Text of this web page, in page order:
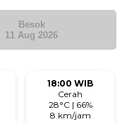
Besok
11 Aug 2026
18:00 WIB
Cerah
28°C | 66%
8 km/jam